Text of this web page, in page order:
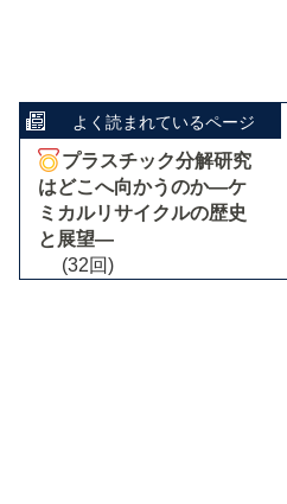
よく読まれているページ
プラスチック分解研究
はどこへ向かうのか―ケ
ミカルリサイクルの歴史
と展望―
(32回)